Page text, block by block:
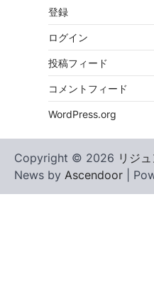
登録
ログイン
投稿フィード
コメントフィード
WordPress.org
Copyright © 2026 リジ
News by Ascendoor |